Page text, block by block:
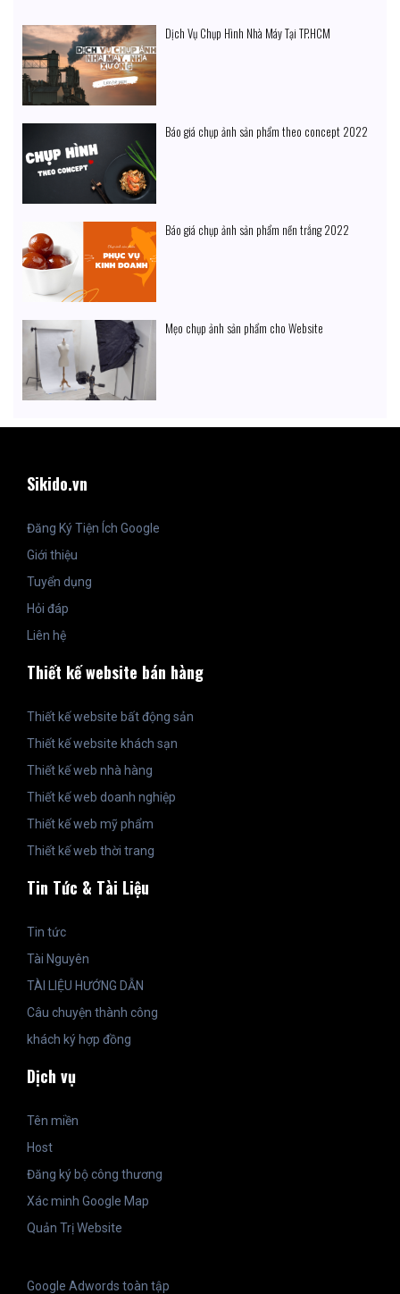
Dịch Vụ Chụp Hình Nhà Máy Tại TP.HCM
Báo giá chụp ảnh sản phẩm theo concept 2022
Báo giá chụp ảnh sản phẩm nền trắng 2022
Mẹo chụp ảnh sản phẩm cho Website
Sikido.vn
Đăng Ký Tiện Ích Google
Giới thiệu
Tuyển dụng
Hỏi đáp
Liên hệ
Thiết kế website bán hàng
Thiết kế website bất động sản
Thiết kế website khách sạn
Thiết kế web nhà hàng
Thiết kế web doanh nghiệp
Thiết kế web mỹ phẩm
Thiết kế web thời trang
Tin Tức & Tài Liệu
Tin tức
Tài Nguyên
TÀI LIỆU HƯỚNG DẪN
Câu chuyện thành công
khách ký hợp đồng
Dịch vụ
Tên miền
Host
Đăng ký bộ công thương
Xác minh Google Map
Quản Trị Website
Google Adwords toàn tập